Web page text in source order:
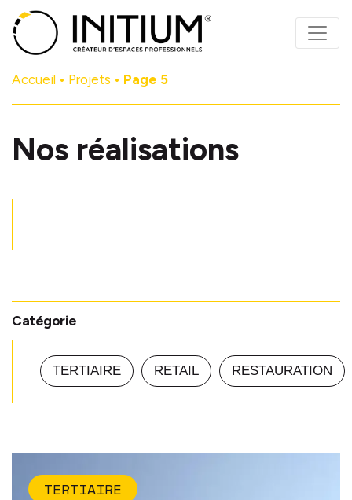
Accueil • Projets • Page 5
Nos réalisations
Catégorie
TERTIAIRE RETAIL RESTAURATION
TERTIAIRE
Panneau de gestion des cookies